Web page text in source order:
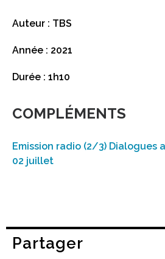
Auteur : TBS
Année : 2021
Durée : 1h10
COMPLÉMENTS
Emission radio (2/3) Dialogues
02 juillet
Partager